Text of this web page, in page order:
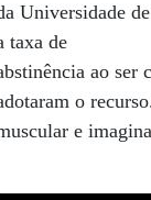
Universidade
taxa de
ao ser
o
e